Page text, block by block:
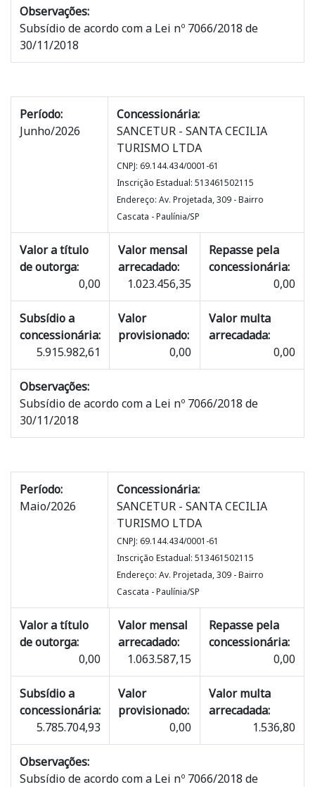
Observações:
Subsídio de acordo com a Lei nº 7066/2018 de
30/11/2018
Período:
Junho/2026
Concessionária:
SANCETUR - SANTA CECILIA
TURISMO LTDA
CNPJ: 69.144.434/0001-61
Inscrição Estadual: 513461502115
Endereço: Av. Projetada, 309 - Bairro
Cascata - Paulínia/SP
Valor a título
de outorga:
0,00
Valor mensal
arrecadado:
1.023.456,35
Repasse pela
concessionária:
0,00
Subsídio a
concessionária:
5.915.982,61
Valor
provisionado:
0,00
Valor multa
arrecadada:
0,00
Observações:
Subsídio de acordo com a Lei nº 7066/2018 de
30/11/2018
Período:
Maio/2026
Concessionária:
SANCETUR - SANTA CECILIA
TURISMO LTDA
CNPJ: 69.144.434/0001-61
Inscrição Estadual: 513461502115
Endereço: Av. Projetada, 309 - Bairro
Cascata - Paulínia/SP
Valor a título
de outorga:
0,00
Valor mensal
arrecadado:
1.063.587,15
Repasse pela
concessionária:
0,00
Subsídio a
concessionária:
5.785.704,93
Valor
provisionado:
0,00
Valor multa
arrecadada:
1.536,80
Observações:
Subsídio de acordo com a Lei nº 7066/2018 de